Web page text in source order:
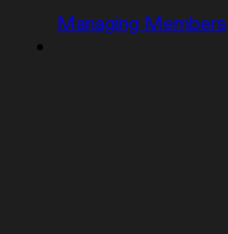
Managing Members